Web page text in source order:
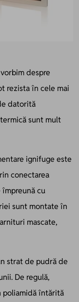
despre
rezista în cele mai
datorită
sunt mult
ignifuge este
conectarea
cu
sunt montate în
mascate,
strat de pudră de
De regulă,
poliamidă întărită